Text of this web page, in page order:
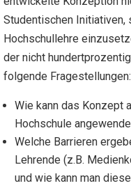
Studentischen Initiativen,
Hochschullehre
der nicht
folgende Fragestellungen:
Wie kann das Konzept
Hochschule
Welche Barrieren
Lehrende (z.B.
und wie kann man